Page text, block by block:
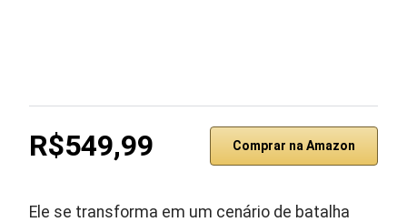
R$549,99 Comprar na Amazon
Ele se transforma em um cenário de batalha